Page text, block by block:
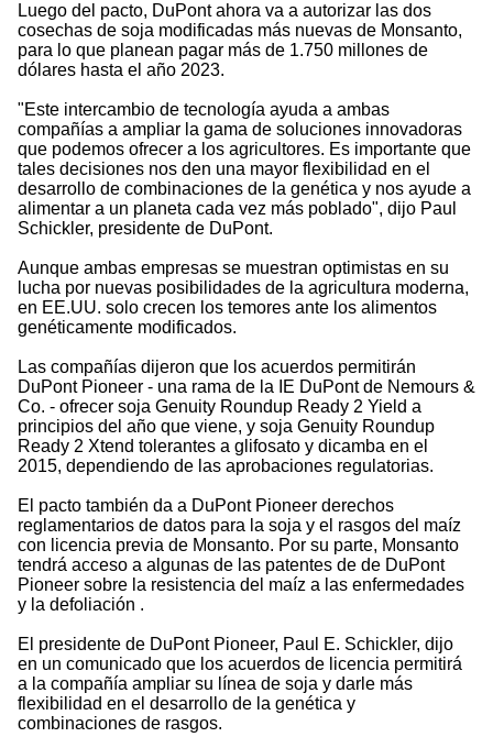
Luego del pacto, DuPont ahora va a autorizar las dos
cosechas de soja modificadas más nuevas de Monsanto,
para lo que planean pagar más de 1.750 millones de
dólares hasta el año 2023.
"Este intercambio de tecnología ayuda a ambas
compañías a ampliar la gama de soluciones innovadoras
que podemos ofrecer a los agricultores. Es importante que
tales decisiones nos den una mayor flexibilidad en el
desarrollo de combinaciones de la genética y nos ayude a
alimentar a un planeta cada vez más poblado", dijo Paul
Schickler, presidente de DuPont.
Aunque ambas empresas se muestran optimistas en su
lucha por nuevas posibilidades de la agricultura moderna,
en EE.UU. solo crecen los temores ante los alimentos
genéticamente modificados.
Las compañías dijeron que los acuerdos permitirán
DuPont Pioneer - una rama de la IE DuPont de Nemours &
Co. - ofrecer soja Genuity Roundup Ready 2 Yield a
principios del año que viene, y soja Genuity Roundup
Ready 2 Xtend tolerantes a glifosato y dicamba en el
2015, dependiendo de las aprobaciones regulatorias.
El pacto también da a DuPont Pioneer derechos
reglamentarios de datos para la soja y el rasgos del maíz
con licencia previa de Monsanto. Por su parte, Monsanto
tendrá acceso a algunas de las patentes de de DuPont
Pioneer sobre la resistencia del maíz a las enfermedades
y la defoliación .
El presidente de DuPont Pioneer, Paul E. Schickler, dijo
en un comunicado que los acuerdos de licencia permitirá
a la compañía ampliar su línea de soja y darle más
flexibilidad en el desarrollo de la genética y
combinaciones de rasgos.